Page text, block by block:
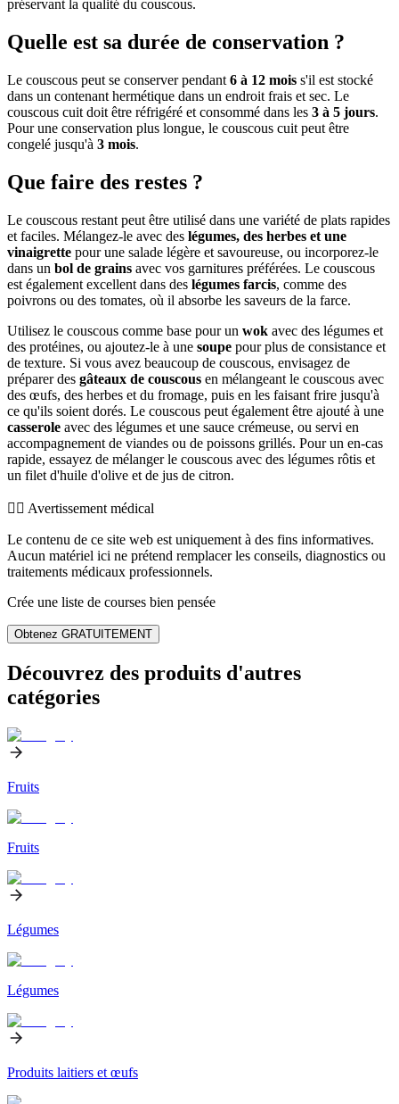
préservant la qualité du couscous.
Quelle est sa durée de conservation ?
Le couscous peut se conserver pendant 6 à 12 mois s'il est stocké
dans un contenant hermétique dans un endroit frais et sec. Le
couscous cuit doit être réfrigéré et consommé dans les 3 à 5 jours.
Pour une conservation plus longue, le couscous cuit peut être
congelé jusqu'à 3 mois.
Que faire des restes ?
Le couscous restant peut être utilisé dans une variété de plats rapides
et faciles. Mélangez-le avec des légumes, des herbes et une
vinaigrette pour une salade légère et savoureuse, ou incorporez-le
dans un bol de grains avec vos garnitures préférées. Le couscous
est également excellent dans des légumes farcis, comme des
poivrons ou des tomates, où il absorbe les saveurs de la farce.
Utilisez le couscous comme base pour un wok avec des légumes et
des protéines, ou ajoutez-le à une soupe pour plus de consistance et
de texture. Si vous avez beaucoup de couscous, envisagez de
préparer des gâteaux de couscous en mélangeant le couscous avec
des œufs, des herbes et du fromage, puis en les faisant frire jusqu'à
ce qu'ils soient dorés. Le couscous peut également être ajouté à une
casserole avec des légumes et une sauce crémeuse, ou servi en
accompagnement de viandes ou de poissons grillés. Pour un en-cas
rapide, essayez de mélanger le couscous avec des légumes rôtis et
un filet d'huile d'olive et de jus de citron.
👨‍⚕️️ Avertissement médical
Le contenu de ce site web est uniquement à des fins informatives.
Aucun matériel ici ne prétend remplacer les conseils, diagnostics ou
traitements médicaux professionnels.
Crée une liste de courses bien pensée
Obtenez GRATUITEMENT
Découvrez des produits d'autres
catégories
Fruits
Fruits
Légumes
Légumes
Produits laitiers et œufs